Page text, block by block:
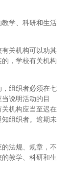
学、科研和生活
关机构可以劝其
，学校有关机构
组织者必须在七
说明活动的目
机构应当至迟在
组织者。逾期未
法规、规章，不
教学、科研和生